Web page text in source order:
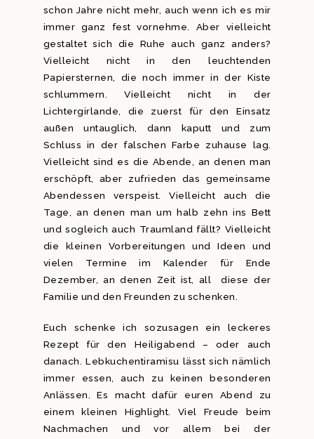
schon Jahre nicht mehr, auch wenn ich es mir
immer ganz fest vornehme. Aber vielleicht
gestaltet sich die Ruhe auch ganz anders?
Vielleicht nicht in den leuchtenden
Papiersternen, die noch immer in der Kiste
schlummern. Vielleicht nicht in der
Lichtergirlande, die zuerst für den Einsatz
außen untauglich, dann kaputt und zum
Schluss in der falschen Farbe zuhause lag.
Vielleicht sind es die Abende, an denen man
erschöpft, aber zufrieden das gemeinsame
Abendessen verspeist. Vielleicht auch die
Tage, an denen man um halb zehn ins Bett
und sogleich auch Traumland fällt? Vielleicht
die kleinen Vorbereitungen und Ideen und
vielen Termine im Kalender für Ende
Dezember, an denen Zeit ist, all diese der
Familie und den Freunden zu schenken.
Euch schenke ich sozusagen ein leckeres
Rezept für den Heiligabend – oder auch
danach. Lebkuchentiramisu lässt sich nämlich
immer essen, auch zu keinen besonderen
Anlässen. Es macht dafür euren Abend zu
einem kleinen Highlight. Viel Freude beim
Nachmachen und vor allem bei der